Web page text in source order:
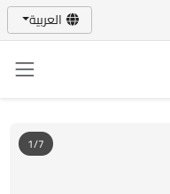
العربية
1/7